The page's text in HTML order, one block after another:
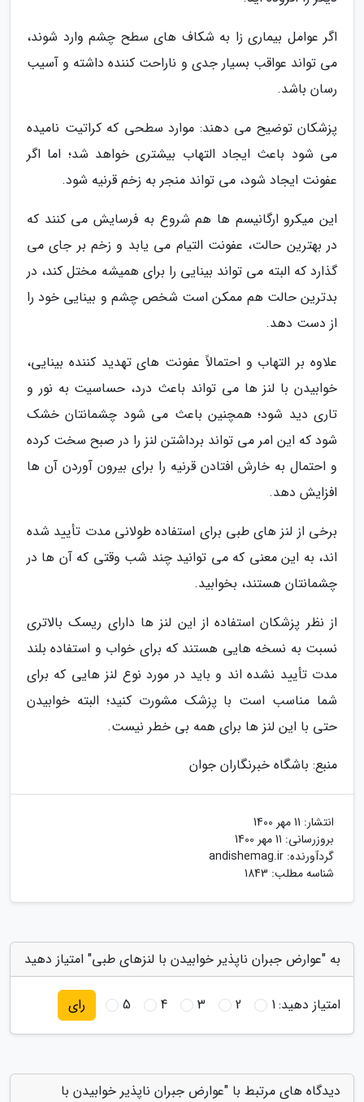
اگر عوامل بیماری زا به شکاف های سطح چشم وارد شوند،
می تواند عواقب بسیار جدی و ناراحت کننده داشته و آسیب
رسان باشد.
پزشکان توضیح می دهند: موارد سطحی که کراتیت نامیده
می شود باعث ایجاد التهاب بیشتری خواهد شد؛ اما اگر
عفونت ایجاد شود، می تواند منجر به زخم قرنیه شود.
این میکرو ارگانیسم ها هم شروع به فرسایش می کنند که
در بهترین حالت، عفونت التیام می یابد و زخم بر جای می
گذارد که البته می تواند بینایی را برای همیشه مختل کند، در
بدترین حالت هم ممکن است شخص چشم و بینایی خود را
از دست دهد.
علاوه بر التهاب و احتمالاً عفونت های تهدید کننده بینایی،
خوابیدن با لنز ها می تواند باعث درد، حساسیت به نور و
تاری دید شود؛ همچنین باعث می شود چشمانتان خشک
شود که این امر می تواند برداشتن لنز را در صبح سخت کرده
و احتمال به خارش افتادن قرنیه را برای بیرون آوردن آن ها
افزایش دهد.
برخی از لنز های طبی برای استفاده طولانی مدت تأیید شده
اند، به این معنی که می توانید چند شب وقتی که آن ها در
چشمانتان هستند، بخوابید.
از نظر پزشکان استفاده از این لنز ها دارای ریسک بالاتری
نسبت به نسخه هایی هستند که برای خواب و استفاده بلند
مدت تأیید نشده اند و باید در مورد نوع لنز هایی که برای
شما مناسب است با پزشک مشورت کنید؛ البته خوابیدن
حتی با این لنز ها برای همه بی خطر نیست.
منبع: باشگاه خبرنگاران جوان
انتشار: 11 مهر 1400
بروزرسانی: 11 مهر 1400
گردآورنده: andishemag.ir
شناسه مطلب: 1843
به "عوارض جبران ناپذیر خوابیدن با لنزهای طبی" امتیاز دهید
امتیاز دهید:1
2
3
4
5 رای
دیدگاه های مرتبط با "عوارض جبران ناپذیر خوابیدن با